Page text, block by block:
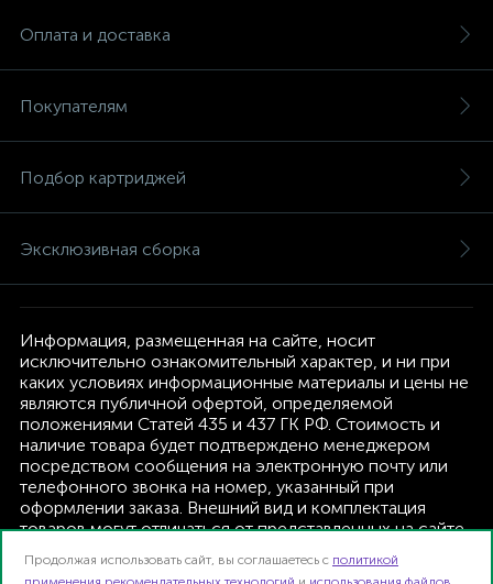
Оплата и доставка
Покупателям
Подбор картриджей
Эксклюзивная сборка
Информация, размещенная на сайте, носит
исключительно ознакомительный характер, и ни при
каких условиях информационные материалы и цены не
являются публичной офертой, определяемой
положениями Статей 435 и 437 ГК РФ. Стоимость и
наличие товара будет подтверждено менеджером
посредством сообщения на электронную почту или
телефонного звонка на номер, указанный при
оформлении заказа. Внешний вид и комплектация
товаров могут отличаться от представленных на сайте.
текущую комплектацию, без дополнительного
Продолжая использовать сайт, вы соглашаетесь с политикой